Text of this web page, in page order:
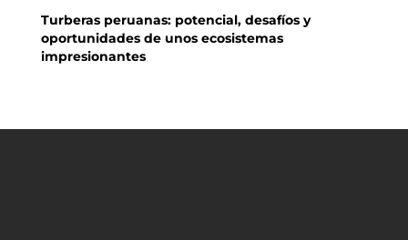
Turberas peruanas: potencial, desafíos y
oportunidades de unos ecosistemas
impresionantes